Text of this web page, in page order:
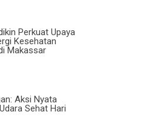
Perkuat Upaya
Kesehatan
Makassar
Aksi Nyata
Sehat Hari